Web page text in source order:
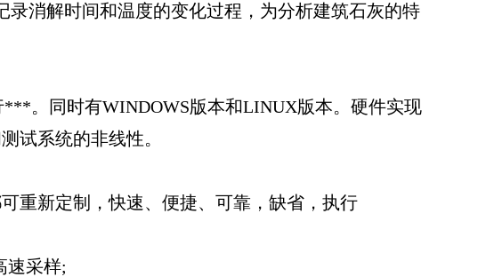
消解时间和温度的变化过程，为分析建筑石灰的特
***。同时有WINDOWS版本和LINUX版本。硬件实现
试系统的非线性。
重新定制，快速、便捷、可靠，缺省，执行
速采样;